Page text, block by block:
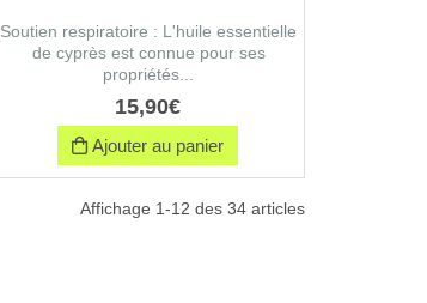
Soutien respiratoire : L'huile essentielle
de cyprès est connue pour ses
propriétés...
15,90€
Ajouter au panier
Affichage 1-12 des 34 articles